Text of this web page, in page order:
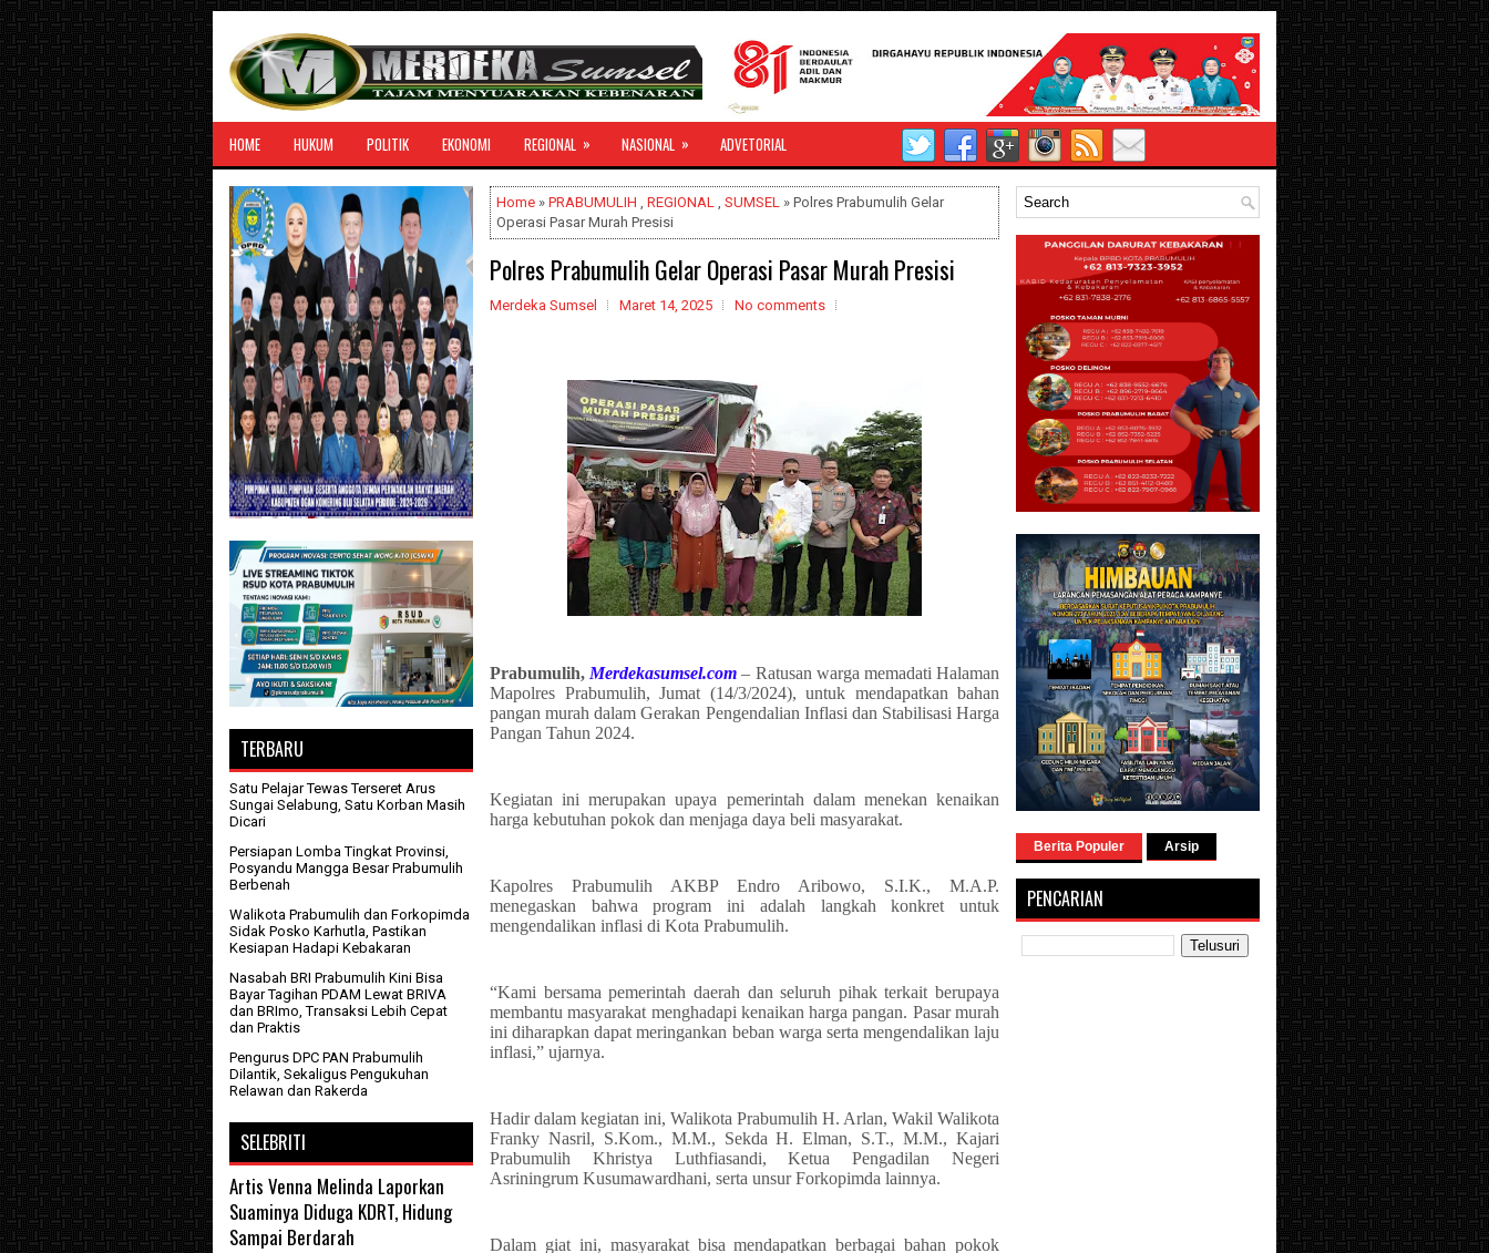
HOME HUKUM POLITIK EKONOMI REGIONAL » NASIONAL » ADVETORIAL
Home » PRABUMULIH , REGIONAL , SUMSEL » Polres Prabumulih Gelar
Operasi Pasar Murah Presisi
Polres Prabumulih Gelar Operasi Pasar Murah Presisi
Merdeka Sumsel Maret 14, 2025 No comments
Prabumulih, Merdekasumsel.com – Ratusan warga memadati Halaman
Mapolres Prabumulih, Jumat (14/3/2024), untuk mendapatkan bahan
pangan murah dalam Gerakan Pengendalian Inflasi dan Stabilisasi Harga
Pangan Tahun 2024.
Kegiatan ini merupakan upaya pemerintah dalam menekan kenaikan
harga kebutuhan pokok dan menjaga daya beli masyarakat.
Kapolres Prabumulih AKBP Endro Aribowo, S.I.K., M.A.P.
menegaskan bahwa program ini adalah langkah konkret untuk
mengendalikan inflasi di Kota Prabumulih.
“Kami bersama pemerintah daerah dan seluruh pihak terkait berupaya
membantu masyarakat menghadapi kenaikan harga pangan. Pasar murah
ini diharapkan dapat meringankan beban warga serta mengendalikan laju
inflasi,” ujarnya.
Hadir dalam kegiatan ini, Walikota Prabumulih H. Arlan, Wakil Walikota
Franky Nasril, S.Kom., M.M., Sekda H. Elman, S.T., M.M., Kajari
Prabumulih Khristya Luthfiasandi, Ketua Pengadilan Negeri
Asriningrum Kusumawardhani, serta unsur Forkopimda lainnya.
Dalam giat ini, masyarakat bisa mendapatkan berbagai bahan pokok
TERBARU
Satu Pelajar Tewas Terseret Arus
Sungai Selabung, Satu Korban Masih
Dicari
Persiapan Lomba Tingkat Provinsi,
Posyandu Mangga Besar Prabumulih
Berbenah
Walikota Prabumulih dan Forkopimda
Sidak Posko Karhutla, Pastikan
Kesiapan Hadapi Kebakaran
Nasabah BRI Prabumulih Kini Bisa
Bayar Tagihan PDAM Lewat BRIVA
dan BRImo, Transaksi Lebih Cepat
dan Praktis
Pengurus DPC PAN Prabumulih
Dilantik, Sekaligus Pengukuhan
Relawan dan Rakerda
SELEBRITI
Artis Venna Melinda Laporkan
Suaminya Diduga KDRT, Hidung
Sampai Berdarah
Berita Populer Arsip
PENCARIAN